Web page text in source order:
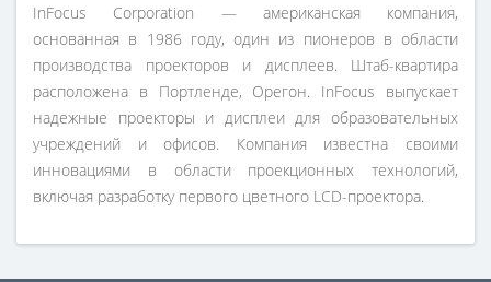
InFocus Corporation — американская компания,
основанная в 1986 году, один из пионеров в области
производства проекторов и дисплеев. Штаб-квартира
расположена в Портленде, Орегон. InFocus выпускает
надежные проекторы и дисплеи для образовательных
учреждений и офисов. Компания известна своими
инновациями в области проекционных технологий,
включая разработку первого цветного LCD-проектора.